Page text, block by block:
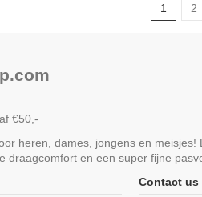
1 2
€50,-
heren, dames, jongens en
draagcomfort en een super fijne
Contact us